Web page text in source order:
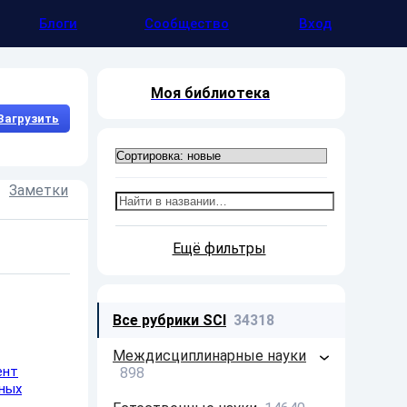
Блоги Сообщество Вход
Заметки Презентации
Доклады
Моя библиотека
Ещё фильтры
Все рубрики SCI 34318
Междисциплинарные науки
898